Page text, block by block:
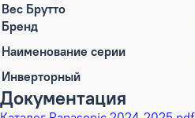
Вес Брутто
Бренд
Наименование серии
Инверторный
Документация